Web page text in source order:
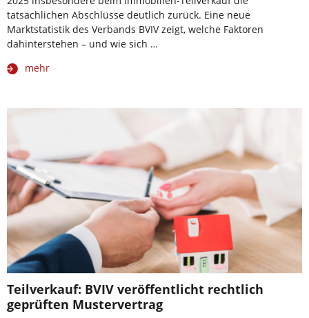
tatsächlichen Abschlüsse deutlich zurück. Eine neue
Marktstatistik des Verbands BVIV zeigt, welche Faktoren
dahinterstehen – und wie sich …
mehr
Teilverkauf: BVIV veröffentlicht rechtlich
geprüften Mustervertrag